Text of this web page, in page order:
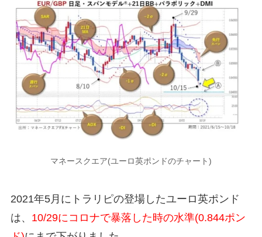
マネースクエア(ユーロ英ポンドのチャート)
2021年5月にトラリピの登場したユーロ英ポンド
は、 10/29にコロナで暴落した時の水準(0.844ポン